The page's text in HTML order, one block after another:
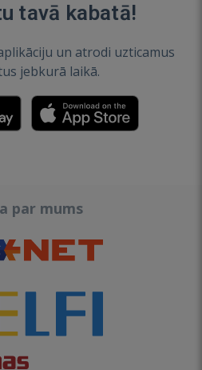
tavā kabatā!
un atrodi uzticamus
jebkurā laikā.
par mums